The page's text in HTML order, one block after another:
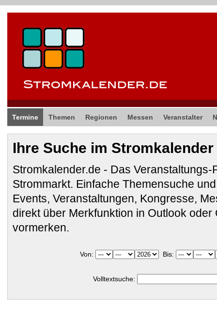
Termine Themen Regionen Messen Veranstalter
Ihre Suche im Stromkalender
Stromkalender.de - Das Veranstaltungs-
Strommarkt. Einfache Themensuche
Events, Veranstaltungen, Kongresse,
direkt über Merkfunktion in Outlook oder
vormerken.
Von: Bis:
Volltextsuche: